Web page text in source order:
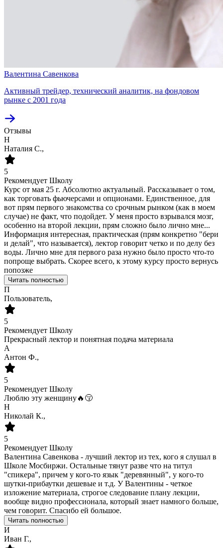
Валентина Савенкова
Активный трейдер, технический аналитик, на фондовом
рынке с 2001 года
Отзывы
Н
Наталия С.,
5
Рекомендует Школу
Курс от мая 25 г. Абсолютно актуальный. Рассказывает о том,
как торговать фьючерсами и опционами. Единственное, для
вот прям первого знакомства со срочным рынком (как в моем
случае) не факт, что подойдет. У меня просто взрывался мозг,
особенно на второй лекции, прям сложно было лично мне...
Информация интересная, практическая (прям конкретно "бери
и делай", что называется), лектор говорит четко и по делу без
воды. Лично мне для первого раза нужно было просто что-то
попроще выбрать. Скорее всего, к этому курсу просто вернусь
попозже
Читать полностью
П
Пользователь,
5
Рекомендует Школу
Прекрасный лектор и понятная подача материала
А
Антон Ф.,
5
Рекомендует Школу
Люблю эту женщину🔥😚
Н
Николай К.,
5
Рекомендует Школу
Валентина Савенкова - лучший лектор из тех, кого я слушал в
Школе Мосбиржи. Остальные тянут разве что на титул
"спикера", причем у кого-то язык "деревянный", у кого-то
шутки-прибаутки дешевые и т.д. У Валентины - четкое
изложение материала, строгое следование плану лекции,
вообще видно профессионала, который знает намного больше,
чем говорит. Спасибо ей большое.
Читать полностью
И
Иван Г.,